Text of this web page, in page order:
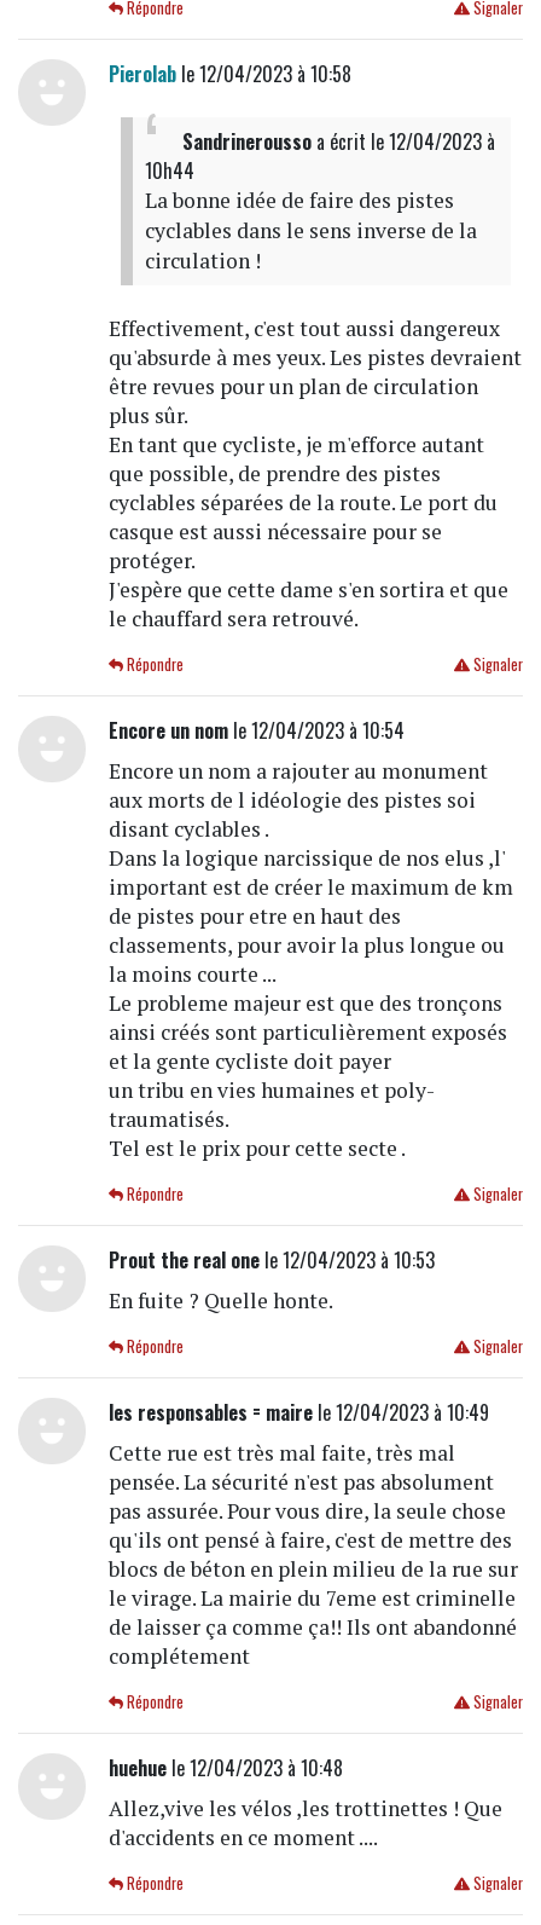
Signaler
Répondre
Pierolable 12/04/2023 à 10:58
Sandrineroussoa écrit le 12/04/2023 à
10h44
La bonne idée de faire des pistes
cyclables dans le sens inverse de la
circulation !
Effectivement, c'est tout aussi dangereux
qu'absurde à mes yeux. Les pistes devraient
être revues pour un plan de circulation
plus sûr.
En tant que cycliste, je m'efforce autant
que possible, de prendre des pistes
cyclables séparées de la route. Le port du
casque est aussi nécessaire pour se
protéger.
J'espère que cette dame s'en sortira et que
le chauffard sera retrouvé.
Signaler
Répondre
Encore un nomle 12/04/2023 à 10:54
Encore un nom a rajouter au monument
aux morts de l idéologie des pistes soi
disant cyclables .
Dans la logique narcissique de nos elus ,l'
important est de créer le maximum de km
de pistes pour etre en haut des
classements, pour avoir la plus longue ou
la moins courte ...
Le probleme majeur est que des tronçons
ainsi créés sont particulièrement exposés
et la gente cycliste doit payer
un tribu en vies humaines et poly-
traumatisés.
Tel est le prix pour cette secte .
Signaler
Répondre
Prout the real onele 12/04/2023 à 10:53
En fuite ? Quelle honte.
Signaler
Répondre
les responsables = mairele 12/04/2023 à 10:49
Cette rue est très mal faite, très mal
pensée. La sécurité n'est pas absolument
pas assurée. Pour vous dire, la seule chose
qu'ils ont pensé à faire, c'est de mettre des
blocs de béton en plein milieu de la rue sur
le virage. La mairie du 7eme est criminelle
de laisser ça comme ça!! Ils ont abandonné
complétement
Signaler
Répondre
huehuele 12/04/2023 à 10:48
Allez,vive les vélos ,les trottinettes ! Que
d'accidents en ce moment ....
Signaler
Répondre